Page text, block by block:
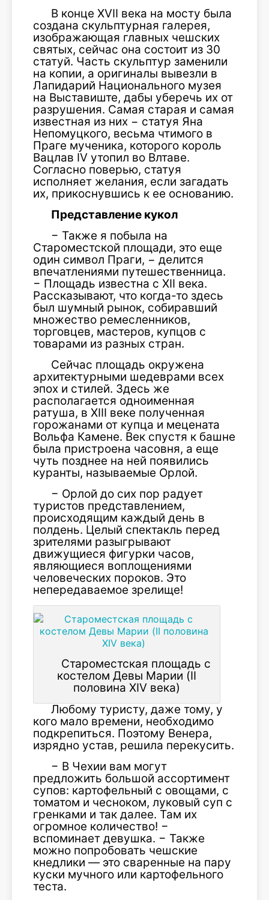
В конце XVII века на мосту была
создана скульптурная галерея,
изображающая главных чешских
святых, сейчас она состоит из 30
статуй. Часть скульптур заменили
на копии, а оригиналы вывезли в
Лапидарий Национального музея
на Выставиште, дабы уберечь их от
разрушения. Самая старая и самая
известная из них − статуя Яна
Непомуцкого, весьма чтимого в
Праге мученика, которого король
Вацлав IV утопил во Влтаве.
Согласно поверью, статуя
исполняет желания, если загадать
их, прикоснувшись к ее основанию.
Представление кукол
− Также я побыла на
Староместской площади, это еще
один символ Праги, − делится
впечатлениями путешественница.
− Площадь известна с XII века.
Рассказывают, что когда-то здесь
был шумный рынок, собиравший
множество ремесленников,
торговцев, мастеров, купцов с
товарами из разных стран.
Сейчас площадь окружена
архитектурными шедеврами всех
эпох и стилей. Здесь же
располагается одноименная
ратуша, в XIII веке полученная
горожанами от купца и мецената
Вольфа Камене. Век спустя к башне
была пристроена часовня, а еще
чуть позднее на ней появились
куранты, называемые Орлой.
− Орлой до сих пор радует
туристов представлением,
происходящим каждый день в
полдень. Целый спектакль перед
зрителями разыгрывают
движущиеся фигурки часов,
являющиеся воплощениями
человеческих пороков. Это
непередаваемое зрелище!
Староместская площадь с
костелом Девы Марии (II
половина XIV века)
Любому туристу, даже тому, у
кого мало времени, необходимо
подкрепиться. Поэтому Венера,
изрядно устав, решила перекусить.
− В Чехии вам могут
предложить большой ассортимент
супов: картофельный с овощами, с
томатом и чесноком, луковый суп с
гренками и так далее. Там их
огромное количество! −
вспоминает девушка. − Также
можно попробовать чешские
кнедлики — это сваренные на пару
куски мучного или картофельного
теста.